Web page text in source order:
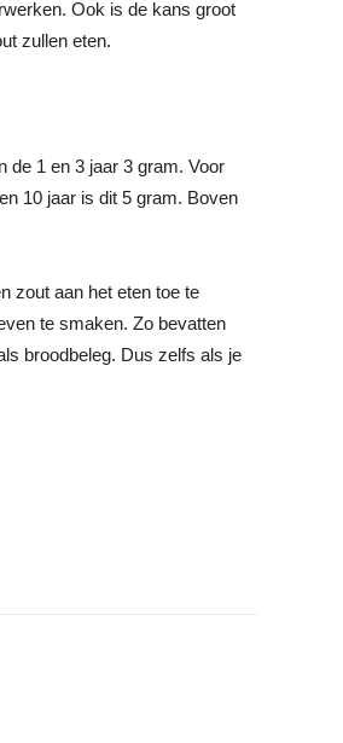
Ook is de kans groot
zullen eten.
de 1 en 3 jaar 3 gram. Voor
10 jaar is dit 5 gram. Boven
zout aan het eten toe te
te smaken. Zo bevatten
broodbeleg. Dus zelfs als je